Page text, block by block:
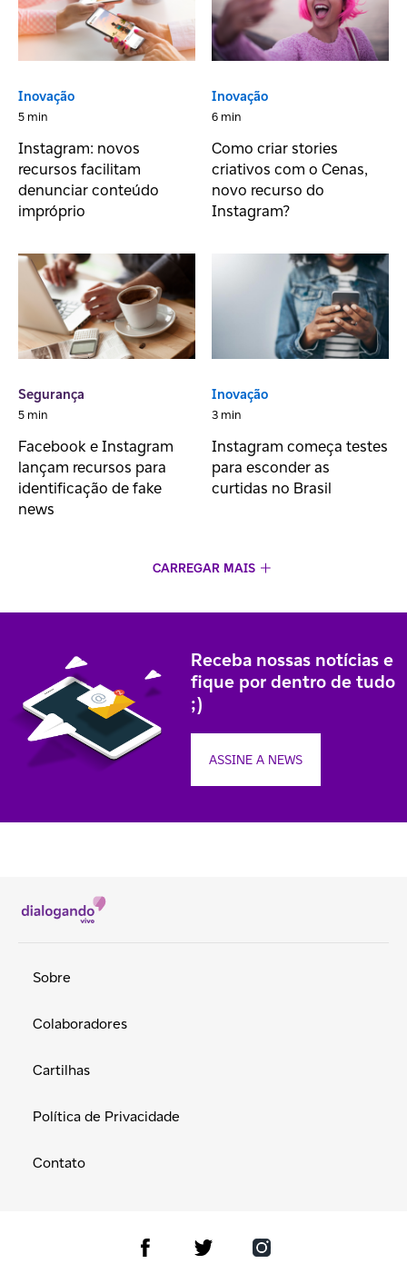
Inovação
5 min
Instagram: novos
recursos facilitam
denunciar conteúdo
impróprio
Inovação
6 min
Como criar stories
criativos com o Cenas,
novo recurso do
Instagram?
Segurança
5 min
Facebook e Instagram
lançam recursos para
identificação de fake
news
Inovação
3 min
Instagram começa testes
para esconder as
curtidas no Brasil
CARREGAR MAIS
Receba nossas notícias e
fique por dentro de tudo
;)
ASSINE A NEWS
Sobre
Colaboradores
Cartilhas
Política de Privacidade
Contato